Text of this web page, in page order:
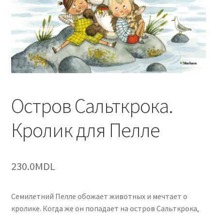
Остров Сальткрока.
Кролик для Пелле
230.0MDL
Семилетний Пелле обожает животных и мечтает о
кролике. Когда же он попадает на остров Сальткрока,